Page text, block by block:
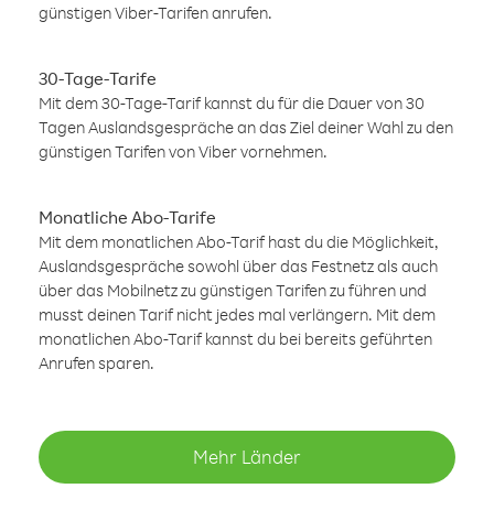
günstigen Viber-Tarifen anrufen.
30-Tage-Tarife
Mit dem 30-Tage-Tarif kannst du für die Dauer von 30
Tagen Auslandsgespräche an das Ziel deiner Wahl zu den
günstigen Tarifen von Viber vornehmen.
Monatliche Abo-Tarife
Mit dem monatlichen Abo-Tarif hast du die Möglichkeit,
Auslandsgespräche sowohl über das Festnetz als auch
über das Mobilnetz zu günstigen Tarifen zu führen und
musst deinen Tarif nicht jedes mal verlängern. Mit dem
monatlichen Abo-Tarif kannst du bei bereits geführten
Anrufen sparen.
Mehr Länder